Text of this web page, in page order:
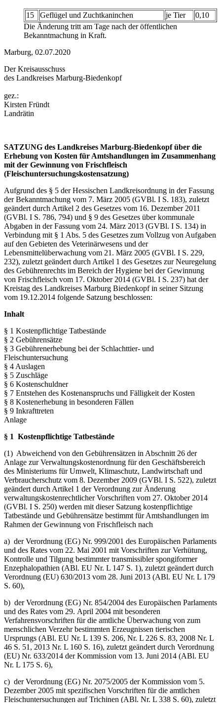
15 Geflügel und Zuchtkaninchen je Tier
0,10
Die Änderung tritt am Tage nach der öffentlichen
Bekanntmachung in Kraft.
Marburg, 02.07.2020
Der Kreisausschuss
des Landkreises Marburg-Biedenkopf
gez.:
Kirsten Fründt
Landrätin
SATZUNG des Landkreises Marburg-Biedenkopf über die
Erhebung von Kosten für Amtshandlungen im Zusammenhang
mit der Gewinnung von Frischfleisch
(Fleischuntersuchungskostensatzung)
Aufgrund des § 5 der Hessischen Landkreisordnung in der Fassung
der Bekanntmachung vom 7. März 2005 (GVBl. I S. 183), zuletzt
geändert durch Artikel 2 des Gesetzes vom 16. Dezember 2011
(GVBl. I S. 786, 794) und § 9 des Gesetzes über kommunale
Abgaben in der Fassung vom 24. März 2013 (GVBl. I S. 134) in
Verbindung mit § 1 Abs. 5 des Gesetzes zum Vollzug von Aufgaben
auf den Gebieten des Veterinärwesens und der
Lebensmittelüberwachung vom 21. März 2005 (GVBl. I S. 229,
232), zuletzt geändert durch Artikel 1 des Gesetzes zur Neuregelung
des Gebührenrechts im Bereich der Hygiene bei der Gewinnung
von Frischfleisch vom 17. Oktober 2014 (GVBl. I S. 237) hat der
Kreistag des Landkreises Marburg Biedenkopf in seiner Sitzung
vom 19.12.2014 folgende Satzung beschlossen:
Inhalt
§ 1 Kostenpflichtige Tatbestände
§ 2 Gebührensätze
§ 3 Gebührenerhebung bei der Schlachttier- und
Fleischuntersuchung
§ 4 Auslagen
§ 5 Zuschläge
§ 6 Kostenschuldner
§ 7 Entstehen des Kostenanspruchs und Fälligkeit der Kosten
§ 8 Kostenerhebung in besonderen Fällen
§ 9 Inkrafttreten
Anlage
§ 1 Kostenpflichtige Tatbestände
(1) Abweichend von den Gebührensätzen in Abschnitt 26 der
Anlage zur Verwaltungskostenordnung für den Geschäftsbereich
des Ministeriums für Umwelt, Klimaschutz, Landwirtschaft und
Verbraucherschutz vom 8. Dezember 2009 (GVBl. I S. 522), zuletzt
geändert durch Artikel 1 der Verordnung zur Änderung
verwaltungskostenrechtlicher Vorschriften vom 27. Oktober 2014
(GVBl. I S. 250) werden mit dieser Satzung kostenpflichtige
Tatbestände und Gebührensätze bestimmt für Amtshandlungen im
Rahmen der Gewinnung von Frischfleisch nach
a) der Verordnung (EG) Nr. 999/2001 des Europäischen Parlaments
und des Rates vom 22. Mai 2001 mit Vorschriften zur Verhütung,
Kontrolle und Tilgung bestimmter transmissibler spongiformer
Enzephalopathien (ABl. EU Nr. L 147 S. 1), zuletzt geändert durch
Verordnung (EU) 630/2013 vom 28. Juni 2013 (ABl. EU Nr. L 179
S. 60),
b) der Verordnung (EG) Nr. 854/2004 des Europäischen Parlaments
und des Rates vom 29. April 2004 mit besonderen
Verfahrensvorschriften für die amtliche Überwachung von zum
menschlichen Verzehr bestimmten Erzeugnissen tierischen
Ursprungs (ABl. EU Nr. L 139 S. 206, Nr. L 226 S. 83, 2008 Nr. L
46 S. 51, 2013 Nr. L 160 S. 16), zuletzt geändert durch Verordnung
(EU) Nr. 633/2014 der Kommission vom 13. Juni 2014 (ABl. EU
Nr. L 175 S. 6),
c) der Verordnung (EG) Nr. 2075/2005 der Kommission vom 5.
Dezember 2005 mit spezifischen Vorschriften für die amtlichen
Fleischuntersuchungen auf Trichinen (ABl. Nr. L 338 S. 60), zuletzt